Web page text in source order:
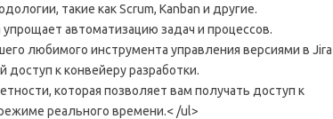
такие как Scrum, Kanban и другие.
автоматизацию задач и процессов.
любимого инструмента управления версиями в Jira
к конвейеру разработки.
которая позволяет вам получать доступ к
реального времени.< /ul>